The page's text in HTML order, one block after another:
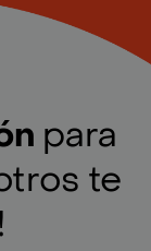
para
te